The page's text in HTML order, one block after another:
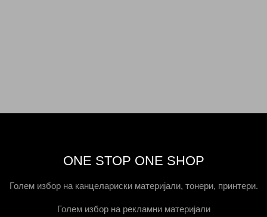
ONE STOP ONE SHOP
Голем избор на канцелариски материјали, тонери, принтери.
Голем избор на рекламни материјали